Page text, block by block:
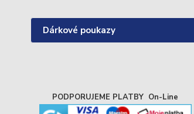
Dárkové poukazy
PODPORUJEME PLATBY On-Line